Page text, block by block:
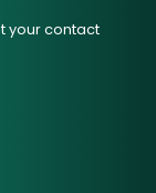
your contact